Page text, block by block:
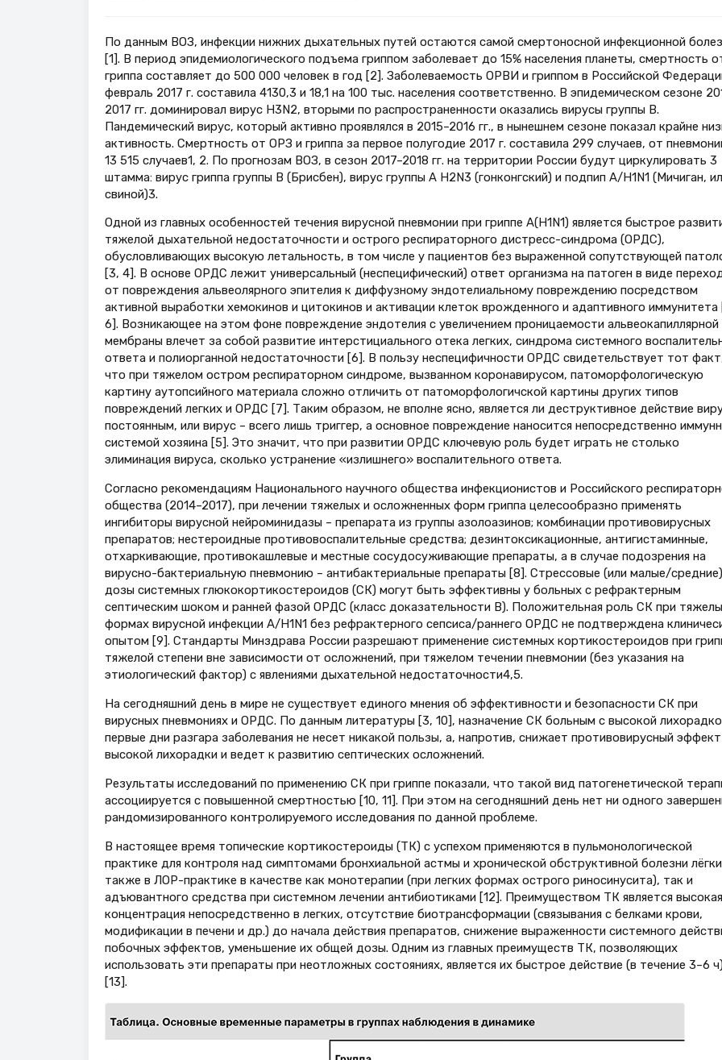
По данным ВОЗ, инфекции нижних дыхательных путей остаются самой смертоносной инфекционной
[1]. В период эпидемиологического подъема гриппом заболевает до 15% населения планеты, смертность
гриппа составляет до 500 000 человек в год [2]. Заболеваемость ОРВИ и гриппом в Российской
февраль 2017 г. составила 4130,3 и 18,1 на 100 тыс. населения соответственно. В эпидемическом сезоне
2017 гг. доминировал вирус H3N2, вторыми по распространенности оказались вирусы группы В.
Пандемический вирус, который активно проявлялся в 2015–2016 гг., в нынешнем сезоне показал крайне
активность. Смертность от ОРЗ и гриппа за первое полугодие 2017 г. составила 299 случаев, от
13 515 случаев1, 2. По прогнозам ВОЗ, в сезон 2017–2018 гг. на территории России будут циркулировать 3
штамма: вирус гриппа группы В (Брисбен), вирус группы А Н2N3 (гонконгский) и подпип А/Н1N1 (Мичиган,
свиной)3.
Одной из главных особенностей течения вирусной пневмонии при гриппе А(H1N1) является быстрое
тяжелой дыхательной недостаточности и острого респираторного дистресс-синдрома (ОРДС),
обусловливающих высокую летальность, в том числе у пациентов без выраженной сопутствующей
[3, 4]. В основе ОРДС лежит универсальный (неспецифический) ответ организма на патоген в виде
от повреждения альвеолярного эпителия к диффузному эндотелиальному повреждению посредством
активной выработки хемокинов и цитокинов и активации клеток врожденного и адаптивного иммунитета
6]. Возникающее на этом фоне повреждение эндотелия с увеличением проницаемости альвеокапиллярной
мембраны влечет за собой развитие интерстициального отека легких, синдрома системного
ответа и полиорганной недостаточности [6]. В пользу неспецифичности ОРДС свидетельствует тот
что при тяжелом остром респираторном синдроме, вызванном коронавирусом, патоморфологическую
картину аутопсийного материала сложно отличить от патоморфологичской картины других типов
повреждений легких и ОРДС [7]. Таким образом, не вполне ясно, является ли деструктивное действие
постоянным, или вирус – всего лишь триггер, а основное повреждение наносится непосредственно
системой хозяина [5]. Это значит, что при развитии ОРДС ключевую роль будет играть не столько
элиминация вируса, сколько устранение «излишнего» воспалительного ответа.
Согласно рекомендациям Национального научного общества инфекционистов и Российского
общества (2014–2017), при лечении тяжелых и осложненных форм гриппа целесообразно применять
ингибиторы вирусной нейроминидазы – препарата из группы азолоазинов; комбинации противовирусных
препаратов; нестероидные противовоспалительные средства; дезинтоксикационные, антигистаминные,
отхаркивающие, противокашлевые и местные сосудосуживающие препараты, а в случае подозрения на
вирусно-бактериальную пневмонию – антибактериальные препараты [8]. Стрессовые (или малые/средние)
дозы системных глюкокортикостероидов (СК) могут быть эффективны у больных с рефрактерным
септическим шоком и ранней фазой ОРДС (класс доказательности В). Положительная роль СК при
формах вирусной инфекции А/H1N1 без рефрактерного сепсиса/раннего ОРДС не подтверждена
опытом [9]. Стандарты Минздрава России разрешают применение системных кортикостероидов при
тяжелой степени вне зависимости от осложнений, при тяжелом течении пневмонии (без указания на
этиологический фактор) с явлениями дыхательной недостаточности4,5.
На сегодняшний день в мире не существует единого мнения об эффективности и безопасности СК при
вирусных пневмониях и ОРДС. По данным литературы [3, 10], назначение СК больным с высокой
первые дни разгара заболевания не несет никакой пользы, а, напротив, снижает противовирусный эффект
высокой лихорадки и ведет к развитию септических осложнений.
Результаты исследований по применению СК при гриппе показали, что такой вид патогенетической
ассоциируется с повышенной смертностью [10, 11]. При этом на сегодняшний день нет ни одного
рандомизированного контролируемого исследования по данной проблеме.
В настоящее время топические кортикостероиды (ТК) с успехом применяются в пульмонологической
практике для контроля над симптомами бронхиальной астмы и хронической обструктивной болезни
также в ЛОР-практике в качестве как монотерапии (при легких формах острого риносинусита), так и
адъювантного средства при системном лечении антибиотиками [12]. Преимуществом ТК является высокая
концентрация непосредственно в легких, отсутствие биотрансформации (связывания с белками крови,
модификации в печени и др.) до начала действия препаратов, снижение выраженности системного
побочных эффектов, уменьшение их общей дозы. Одним из главных преимуществ ТК, позволяющих
использовать эти препараты при неотложных состояниях, является их быстрое действие (в течение 3–6 ч)
[13].